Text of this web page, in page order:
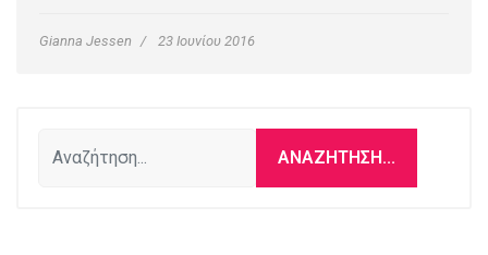
Gianna Jessen 23 Ιουνίου 2016
ΑΝΑΖΉΤΗΣΗ...